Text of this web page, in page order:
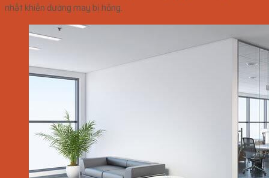
nhất khiến đường may bị hỏng.